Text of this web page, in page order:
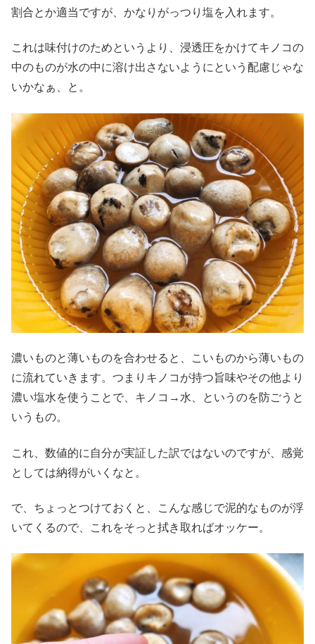
割合とか適当ですが、かなりがっつり塩を入れます。
これは味付けのためというより、浸透圧をかけてキノコの
中のものが水の中に溶け出さないようにという配慮じゃな
いかなぁ、と。
濃いものと薄いものを合わせると、こいものから薄いもの
に流れていきます。つまりキノコが持つ旨味やその他より
濃い塩水を使うことで、キノコ→水、というのを防ごうと
いうもの。
これ、数値的に自分が実証した訳ではないのですが、感覚
としては納得がいくなと。
で、ちょっとつけておくと、こんな感じで泥的なものが浮
いてくるので、これをそっと拭き取ればオッケー。